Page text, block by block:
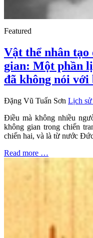
Featured
Vật thể nhân
gian: Một phần
đã không nói với
Đặng Vũ Tuấn Sơn Lịch sử
Điều mà không nhiều
không gian trong chiến
chiến hai, và là từ nước
Read more …